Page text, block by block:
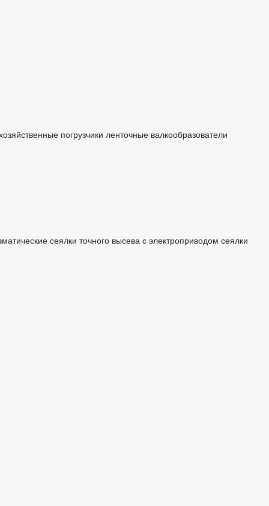
погрузчики ленточные валкообразователи
сеялки точного высева с электроприводом сеялки